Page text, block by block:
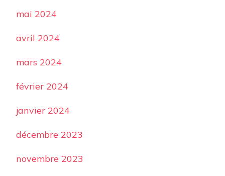
mai 2024
avril 2024
mars 2024
février 2024
janvier 2024
décembre 2023
novembre 2023